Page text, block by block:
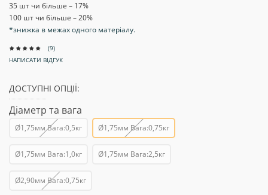
35 шт чи більше – 17%
100 шт чи більше – 20%
*знижка в межах одного матеріалу.
(9)
НАПИСАТИ ВІДГУК
ДОСТУПНІ ОПЦІЇ:
Діаметр та вага
Ø1,75мм Вага:0,5кг Ø1,75мм Вага:0,75кг
Ø1,75мм Вага:1,0кг Ø1,75мм Вага:2,5кг
Ø2,90мм Вага:0,75кг